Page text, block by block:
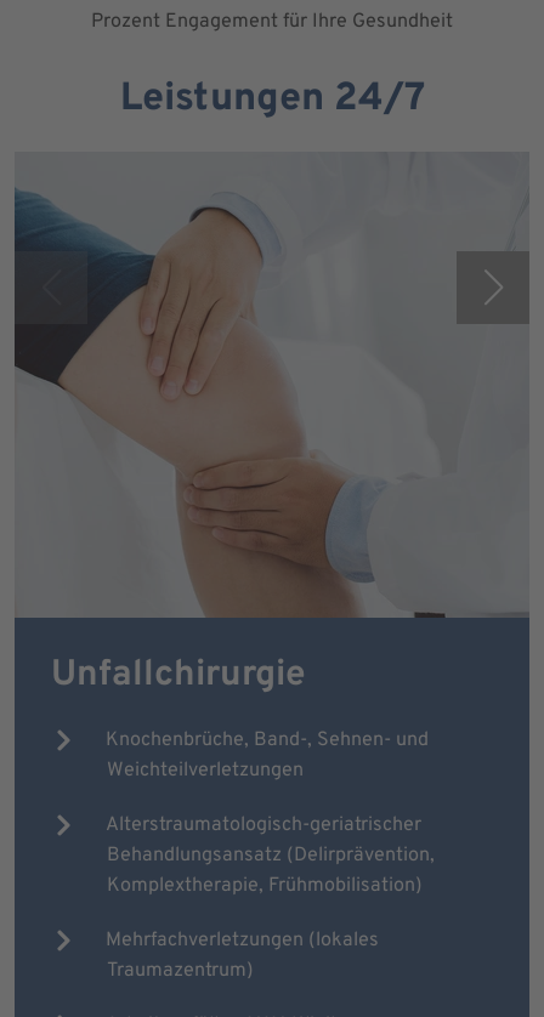
Prozent Engagement für Ihre Gesundheit
Leistungen 24/7
Unfallchirurgie
Knochenbrüche, Band-, Sehnen- und
Weichteilverletzungen
Alterstraumatologisch-geriatrischer
Behandlungsansatz (Delirprävention,
Komplextherapie, Frühmobilisation)
Mehrfachverletzungen (lokales
Traumazentrum)